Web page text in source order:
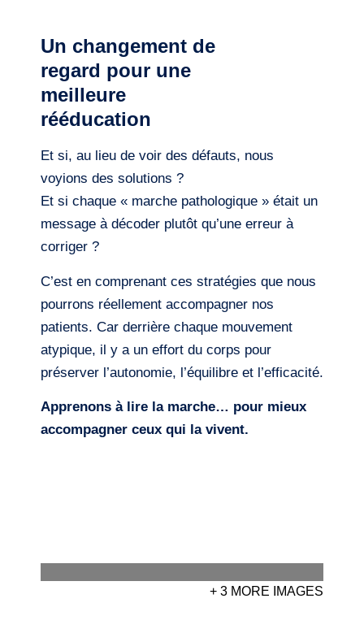
Un changement de
regard pour une
meilleure
rééducation
Et si, au lieu de voir des défauts, nous
voyions des solutions ?
Et si chaque « marche pathologique » était un
message à décoder plutôt qu’une erreur à
corriger ?
C’est en comprenant ces stratégies que nous
pourrons réellement accompagner nos
patients. Car derrière chaque mouvement
atypique, il y a un effort du corps pour
préserver l’autonomie, l’équilibre et l’efficacité.
Apprenons à lire la marche… pour mieux
accompagner ceux qui la vivent.
+ 3 MORE IMAGES